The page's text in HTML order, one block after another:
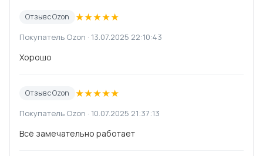
Отзыв с Ozon ★★★★★
Покупатель Ozon · 13.07.2025 22:10:43
Хорошо
Отзыв с Ozon ★★★★★
Покупатель Ozon · 10.07.2025 21:37:13
Всё замечательно работает